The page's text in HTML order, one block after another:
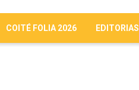
COITÉ FOLIA 2026 EDITORIAS